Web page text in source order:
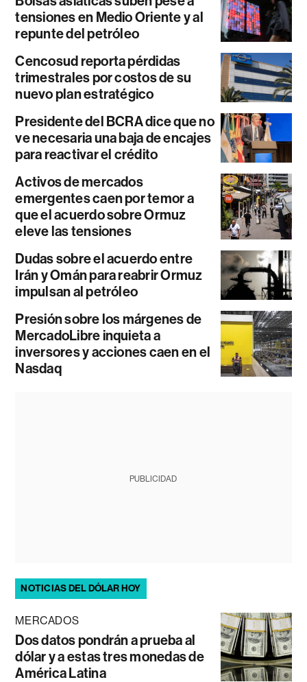
tensiones en Medio Oriente y al
repunte del petróleo
Cencosud reporta pérdidas
trimestrales por costos de su
nuevo plan estratégico
Presidente del BCRA dice que no
ve necesaria una baja de encajes
para reactivar el crédito
Activos de mercados
emergentes caen por temor a
que el acuerdo sobre Ormuz
eleve las tensiones
Dudas sobre el acuerdo entre
Irán y Omán para reabrir Ormuz
impulsan al petróleo
Presión sobre los márgenes de
MercadoLibre inquieta a
inversores y acciones caen en el
Nasdaq
PUBLICIDAD
NOTICIAS DEL DÓLAR HOY
MERCADOS
Dos datos pondrán a prueba al
dólar y a estas tres monedas de
América Latina